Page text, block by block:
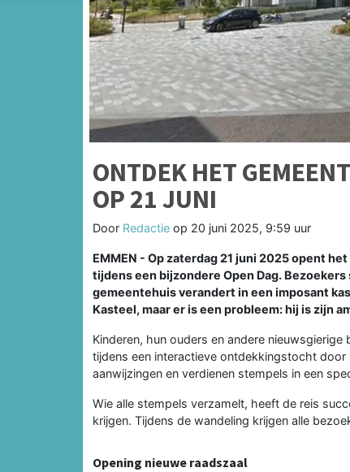
ONTDEK HET
OP 21 JUNI
Door Redactie op 20 juni 2025, 9:59 uur
EMMEN - Op zaterdag 21 juni 2025 opent
tijdens een bijzondere Open Dag.
gemeentehuis verandert in een imposant
Kasteel, maar er is een probleem: hij is zijn
Kinderen, hun ouders en andere
tijdens een interactieve ontdekkingstocht
aanwijzingen en verdienen stempels in een
Wie alle stempels verzamelt, heeft de reis
krijgen. Tijdens de wandeling krijgen alle
Opening nieuwe raadszaal